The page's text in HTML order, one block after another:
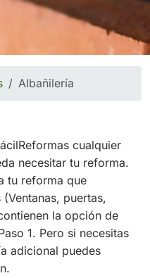
Albañilería
cualquier
necesitar tu reforma.
tu reforma que
puertas,
la opción de
1. Pero si necesitas
adicional puedes